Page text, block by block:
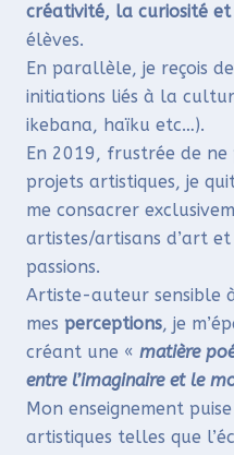
créativité, la curiosité
élèves.
En parallèle, je reçois
initiations liés à la
ikebana, haïku etc…).
En 2019, frustrée de ne
projets artistiques, je
me consacrer
artistes/artisans d’art
passions.
Artiste-auteur sensible
mes perceptions, je
créant une « matière
entre l’imaginaire et le
Mon enseignement
artistiques telles que